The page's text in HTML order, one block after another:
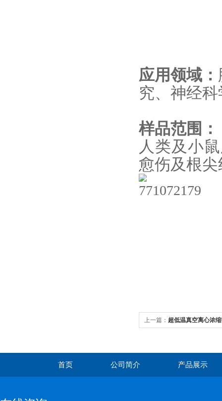
应用领域：
究、神经
样品范围：
人类及小
愈伤及根
上一篇： 超低温真空离心浓
首页 公司简介 产品展示